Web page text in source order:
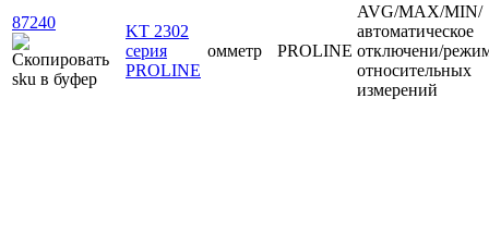
87240
KT 2302
серия
PROLINE
омметр PROLINE
AVG/MAX/MIN/
автоматическое
отключени/
относительных
измерений